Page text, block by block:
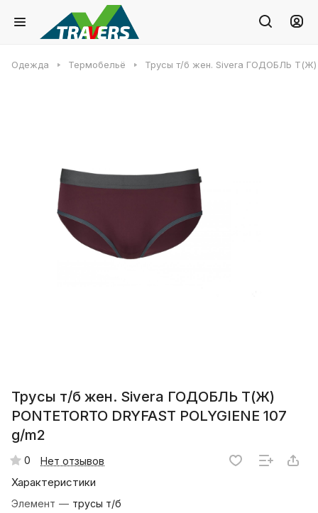
Одежда Термобельё Трусы т/б жен. Sivera ГОДОБЛЬ Т(Ж)
Трусы т/б жен. Sivera ГОДОБЛЬ Т(Ж)
PONTETORTO DRYFAST POLYGIENE 107
g/m2
0 Нет отзывов
Характеристики
Элемент — трусы т/б